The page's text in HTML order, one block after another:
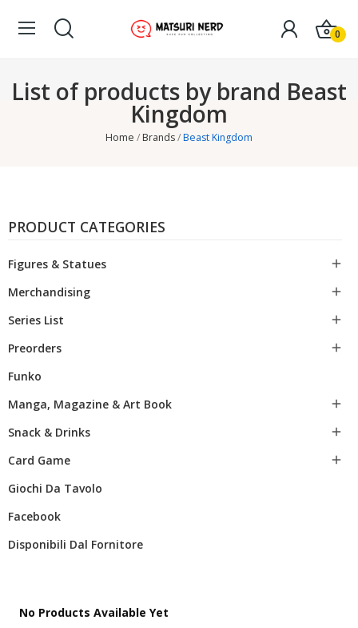
0
List of products by brand Beast
Kingdom
Home Brands Beast Kingdom
PRODUCT CATEGORIES
Figures & Statues 
Merchandising 
Series List 
Preorders 
Funko
Manga, Magazine & Art Book

Snack & Drinks 
Card Game 
Giochi Da Tavolo
Facebook
Disponibili Dal Fornitore
No Products Available Yet